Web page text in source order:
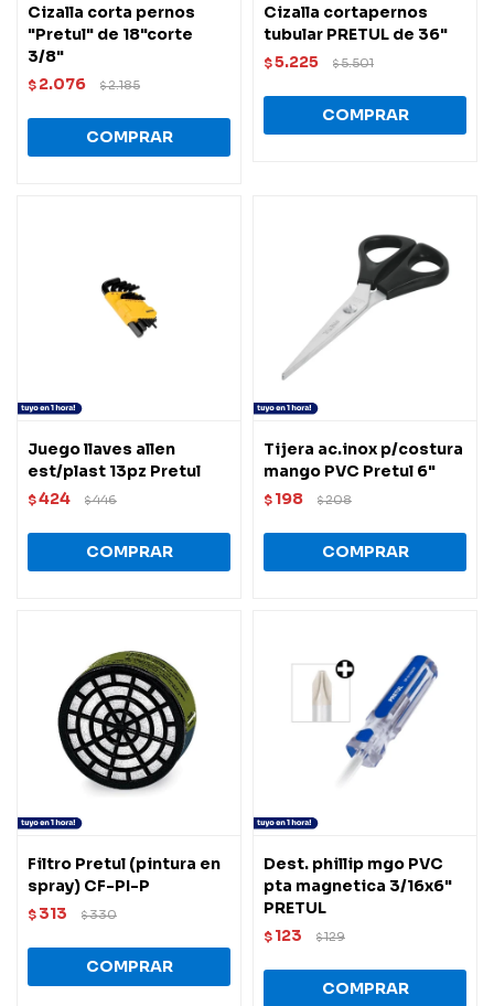
Cizalla corta pernos
"Pretul" de 18"corte
3/8"
$ 2.076 $2.185
Cizalla cortapernos
tubular PRETUL de 36"
$5.225 $5.501
Juego llaves allen
est/plast 13pz Pretul
$424 $446
Tijera ac.inox p/costura
mango PVC Pretul 6"
$ 198 $208
Filtro Pretul (pintura en
spray) CF-PI-P
$ 313 $330
Dest. phillip mgo PVC
pta magnetica 3/16x6"
PRETUL
$ 123 $129